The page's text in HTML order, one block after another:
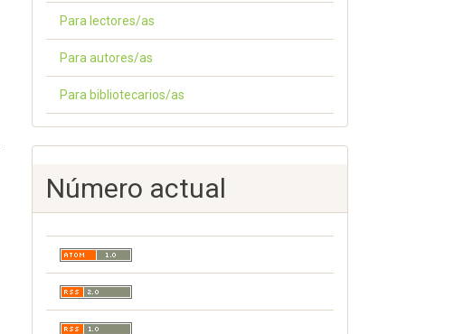
Para lectores/as
Para autores/as
Para bibliotecarios/as
Número actual